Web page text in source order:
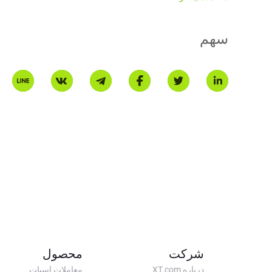
سهم
شرکت
درباره XT.com
محصول
معاملات اسپات